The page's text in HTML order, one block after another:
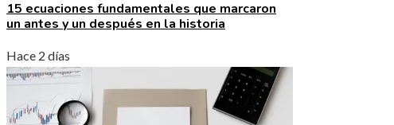
15 ecuaciones fundamentales que marcaron
un antes y un después en la historia
Hace 2 días